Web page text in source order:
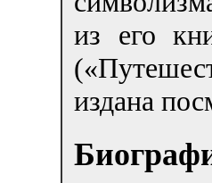
из его
издана